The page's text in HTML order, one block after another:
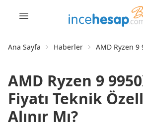
Ana Sayfa Haberler AMD Ryzen 9
AMD Ryzen 9
Fiyatı Teknik
Alınır Mı?